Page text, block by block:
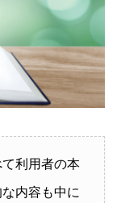
利用者の本
内容も中に